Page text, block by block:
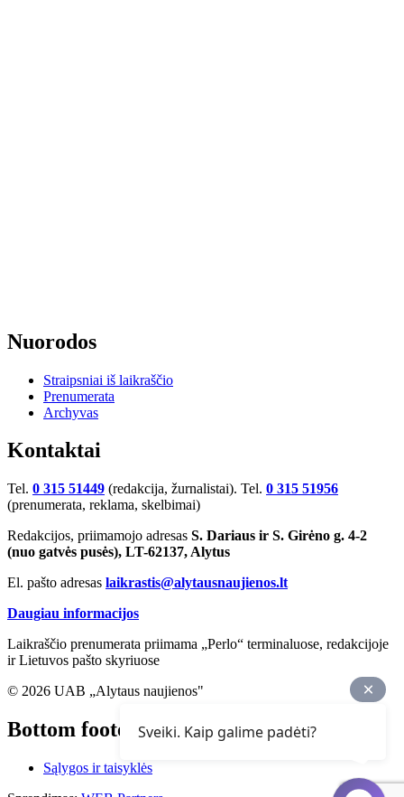
Nuorodos
Straipsniai iš laikraščio
Prenumerata
Archyvas
Kontaktai
Tel. 0 315 51449 (redakcija, žurnalistai). Tel. 0 315 51956
(prenumerata, reklama, skelbimai)
Redakcijos, priimamojo adresas S. Dariaus ir S. Girėno g. 4-2
(nuo gatvės pusės), LT-62137, Alytus
El. pašto adresas laikrastis@alytausnaujienos.lt
Daugiau informacijos
Laikraščio prenumerata priimama „Perlo“ terminaluose, redakcijoje
ir Lietuvos pašto skyriuose
© 2026 UAB „Alytaus naujienos"
Bottom footer
Sąlygos ir taisyklės
Sveiki. Kaip galime padėti?